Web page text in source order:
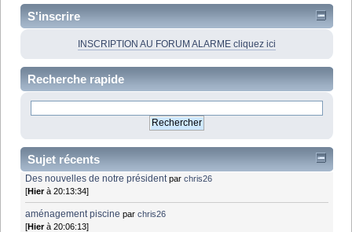
S'inscrire
INSCRIPTION AU FORUM ALARME cliquez ici
Recherche rapide
Sujet récents
Des nouvelles de notre président parchris26
[Hierà 20:13:34]
aménagement piscine parchris26
[Hierà 20:06:13]